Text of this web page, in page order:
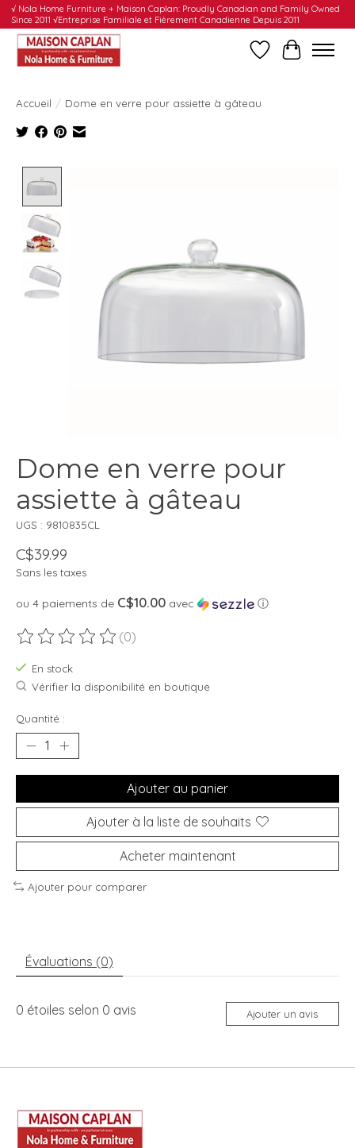
√ Nola Home Furniture + Maison Caplan: Proudly Canadian and Family Owned
Since 2011 √Entreprise Familiale et Fièrement Canadienne Depuis 2011
Liste dePanier
Accueil / Dome en verre pour assiette à gâteau
Dome en verre pour
assiette à gâteau
UGS : 9810835CL
C$39.99
Sans les taxes
ou 4 paiements de C$10.00 avec ⓘ
Ce produit est évalué à
(0)
En stock
Vérifier la disponibilité en boutique
Quantité :
Ajouter au panier
Ajouter à la liste de souhaits
Acheter maintenant
Ajouter pour comparer
Évaluations (0)
0 étoiles selon 0 avis Ajouter un avis